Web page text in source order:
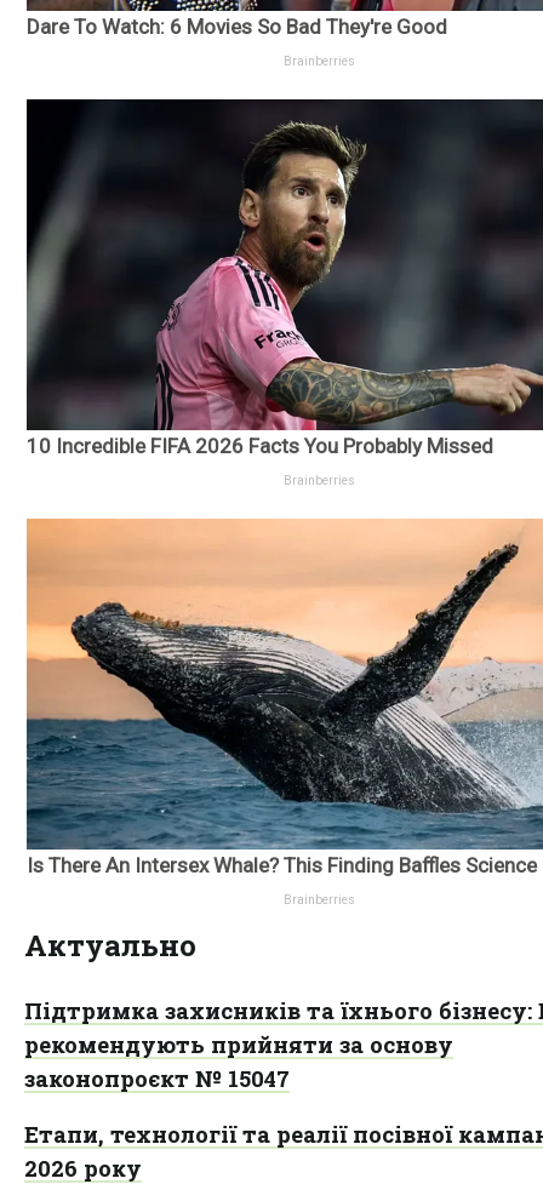
Актуально
Підтримка захисників та їхнього бізнесу:
рекомендують прийняти за основу
законопроєкт № 15047
Етапи, технології та реалії посівної
2026 року